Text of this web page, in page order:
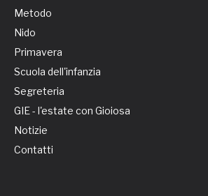
Metodo
Nido
Primavera
Scuola dell'infanzia
Segreteria
GIE - l'estate con Gioiosa
Notizie
Contatti